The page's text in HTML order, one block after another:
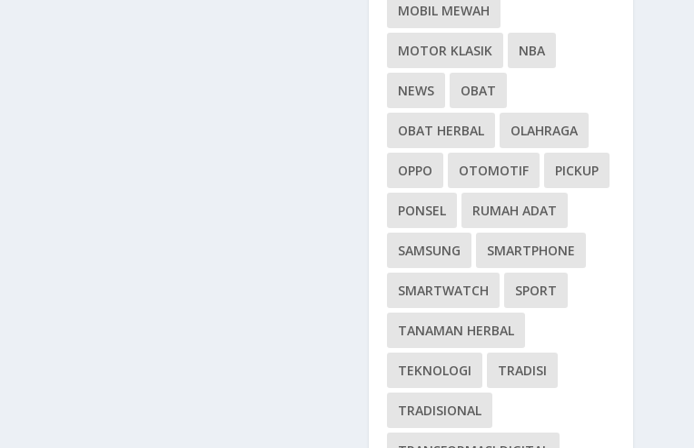
MOBIL MEWAH
MOTOR KLASIK NBA
NEWS OBAT
OBAT HERBAL OLAHRAGA
OPPO OTOMOTIF PICKUP
PONSEL RUMAH ADAT
SAMSUNG SMARTPHONE
SMARTWATCH SPORT
TANAMAN HERBAL
TEKNOLOGI TRADISI
TRADISIONAL